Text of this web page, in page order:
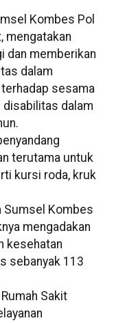
Kombes Pol
mengatakan
dan memberikan
dalam
sesama
disabilitas dalam
terutama untuk
kursi roda, kruk
Sumsel Kombes
mengadakan
kesehatan
sebanyak 113
Sakit